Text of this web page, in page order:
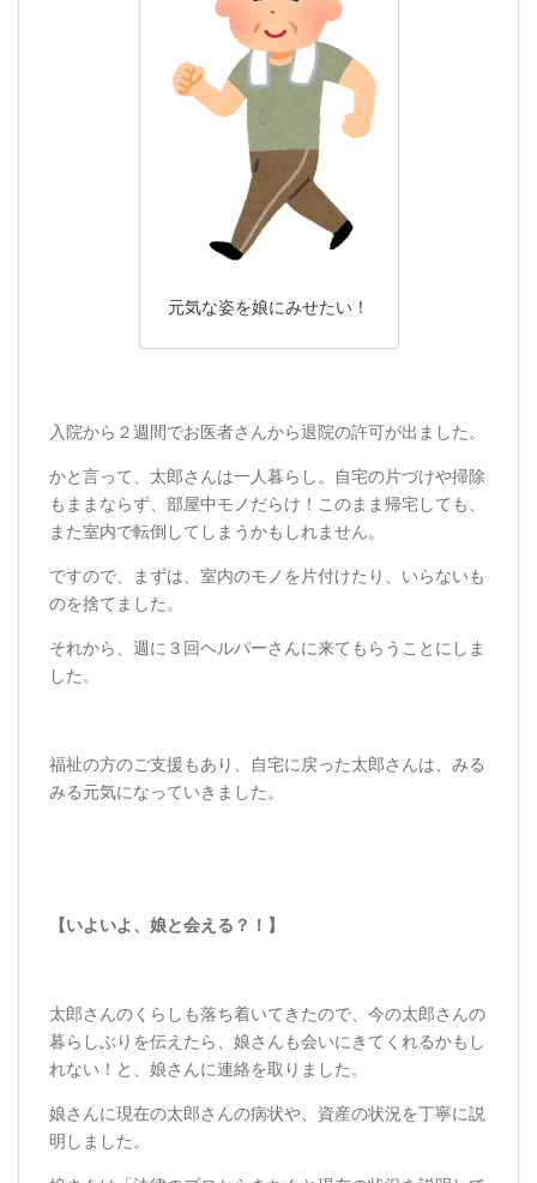
元気な姿を娘にみせたい！
入院から２週間でお医者さんから退院の許可が出ました。
かと言って、太郎さんは一人暮らし。自宅の片づけや掃除
もままならず、部屋中モノだらけ！このまま帰宅しても、
また室内で転倒してしまうかもしれません。
ですので、まずは、室内のモノを片付けたり、いらないも
のを捨てました。
それから、週に３回ヘルパーさんに来てもらうことにしま
した。
福祉の方のご支援もあり、自宅に戻った太郎さんは、みる
みる元気になっていきました。
【いよいよ、娘と会える？！】
太郎さんのくらしも落ち着いてきたので、今の太郎さんの
暮らしぶりを伝えたら、娘さんも会いにきてくれるかもし
れない！と、娘さんに連絡を取りました。
娘さんに現在の太郎さんの病状や、資産の状況を丁寧に説
明しました。